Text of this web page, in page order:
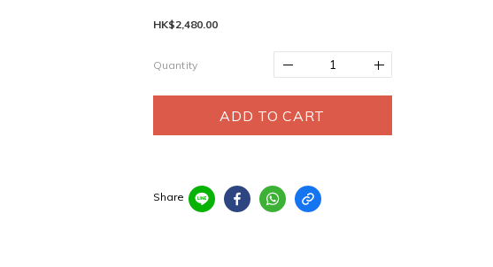
HK$2,480.00
Quantity
ADD TO CART
Share